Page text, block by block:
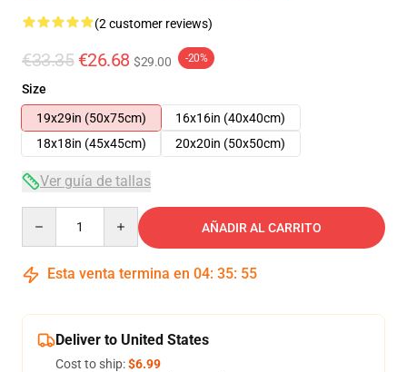
(2 customer reviews)
€33.35 €26.68 $29.00 -20%
Size
19x29in (50x75cm)
16x16in (40x40cm)
18x18in (45x45cm)
20x20in (50x50cm)
Ver guía de tallas
AÑADIR AL CARRITO
Esta venta termina en 04: 35: 55
Deliver to United States
Cost to ship:$6.99